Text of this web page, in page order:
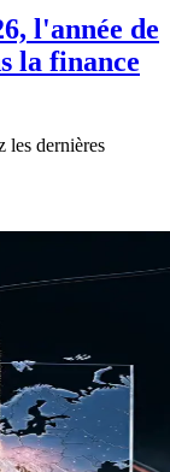
l'année de
la finance
les dernières